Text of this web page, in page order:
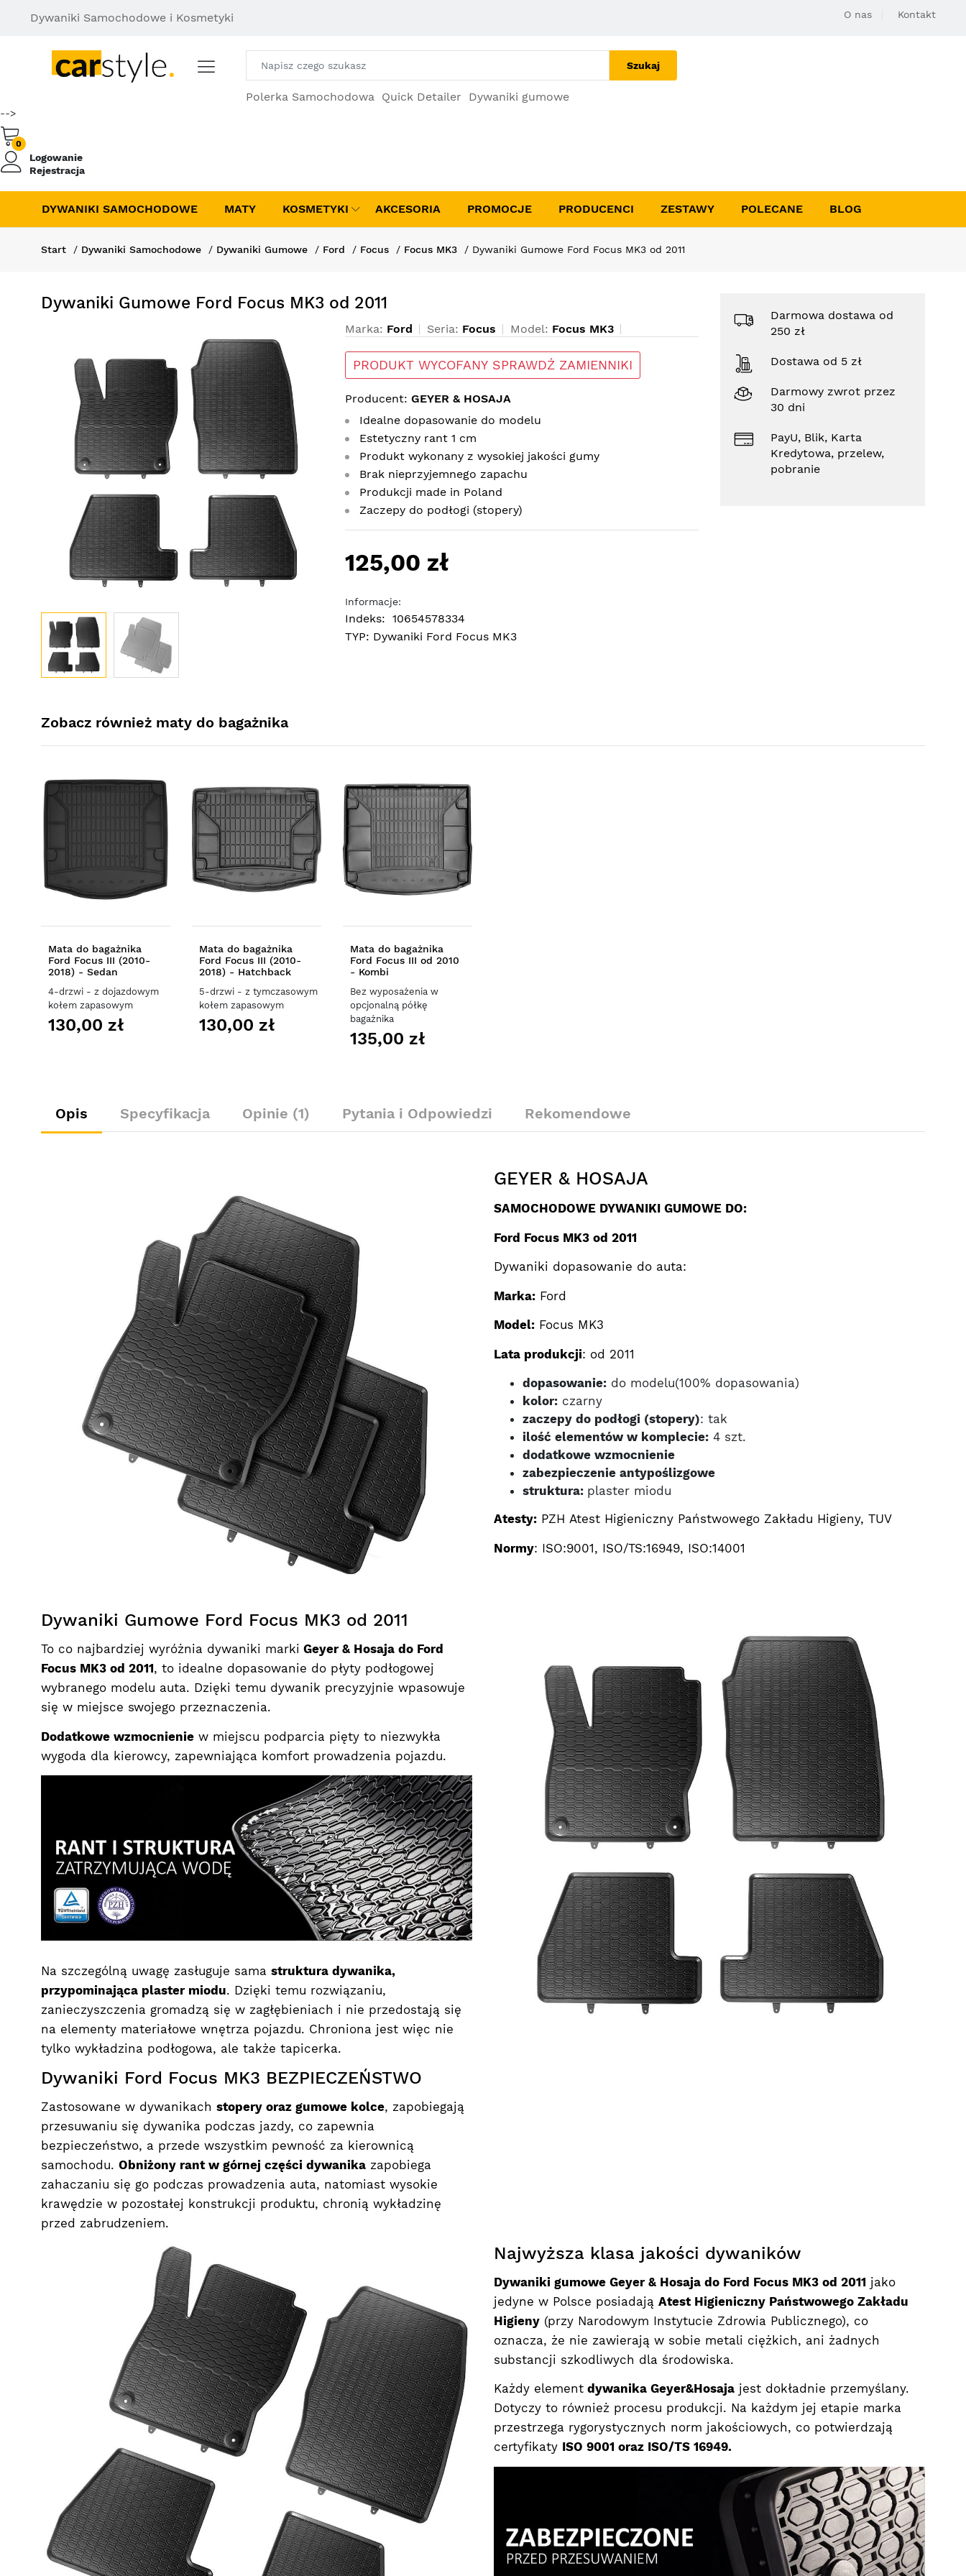
Dywaniki Samochodowe i Kosmetyki O nas Kontakt
Szukaj
Polerka Samochodowa Quick Detailer Dywaniki gumowe
-->
0
Logowanie
Rejestracja
DYWANIKI SAMOCHODOWE MATY KOSMETYKI AKCESORIA PROMOCJE PRODUCENCI ZESTAWY POLECANE BLOG
Start Dywaniki Samochodowe Dywaniki Gumowe Ford Focus Focus MK3 Dywaniki Gumowe Ford Focus MK3 od 2011
Dywaniki Gumowe Ford Focus MK3 od 2011
Marka: Ford Seria: Focus Model: Focus MK3
PRODUKT WYCOFANY SPRAWDŹ ZAMIENNIKI
Producent: GEYER & HOSAJA
Idealne dopasowanie do modelu
Estetyczny rant 1 cm
Produkt wykonany z wysokiej jakości gumy
Brak nieprzyjemnego zapachu
Produkcji made in Poland
Zaczepy do podłogi (stopery)
125,00 zł
Informacje:
Indeks: 10654578334
TYP: Dywaniki Ford Focus MK3
Darmowa dostawa od
250 zł
Dostawa od 5 zł
Darmowy zwrot przez
30 dni
PayU, Blik, Karta
Kredytowa, przelew,
pobranie
Zobacz również maty do bagażnika
Mata do bagażnika
Ford Focus III (2010-
2018) - Sedan
4-drzwi - z dojazdowym
kołem zapasowym
130,00 zł
Mata do bagażnika
Ford Focus III (2010-
2018) - Hatchback
5-drzwi - z tymczasowym
kołem zapasowym
130,00 zł
Mata do bagażnika
Ford Focus III od 2010
- Kombi
Bez wyposażenia w
opcjonalną półkę
bagażnika
135,00 zł
Opis Specyfikacja Opinie (1) Pytania i Odpowiedzi Rekomendowe
GEYER & HOSAJA
SAMOCHODOWE DYWANIKI GUMOWE DO:
Ford Focus MK3 od 2011
Dywaniki dopasowanie do auta:
Marka: Ford
Model: Focus MK3
Lata produkcji: od 2011
dopasowanie: do modelu(100% dopasowania)
kolor: czarny
zaczepy do podłogi (stopery): tak
ilość elementów w komplecie: 4 szt.
dodatkowe wzmocnienie
zabezpieczenie antypoślizgowe
struktura: plaster miodu
Atesty: PZH Atest Higieniczny Państwowego Zakładu Higieny, TUV
Normy: ISO:9001, ISO/TS:16949, ISO:14001
Dywaniki Gumowe Ford Focus MK3 od 2011
To co najbardziej wyróżnia dywaniki marki Geyer & Hosaja do Ford
Focus MK3 od 2011, to idealne dopasowanie do płyty podłogowej
wybranego modelu auta. Dzięki temu dywanik precyzyjnie wpasowuje
się w miejsce swojego przeznaczenia.
Dodatkowe wzmocnienie w miejscu podparcia pięty to niezwykła
wygoda dla kierowcy, zapewniająca komfort prowadzenia pojazdu.
Na szczególną uwagę zasługuje sama struktura dywanika,
przypominająca plaster miodu. Dzięki temu rozwiązaniu,
zanieczyszczenia gromadzą się w zagłębieniach i nie przedostają się
na elementy materiałowe wnętrza pojazdu. Chroniona jest więc nie
tylko wykładzina podłogowa, ale także tapicerka.
Dywaniki Ford Focus MK3 BEZPIECZEŃSTWO
Zastosowane w dywanikach stopery oraz gumowe kolce, zapobiegają
przesuwaniu się dywanika podczas jazdy, co zapewnia
bezpieczeństwo, a przede wszystkim pewność za kierownicą
samochodu. Obniżony rant w górnej części dywanika zapobiega
zahaczaniu się go podczas prowadzenia auta, natomiast wysokie
krawędzie w pozostałej konstrukcji produktu, chronią wykładzinę
przed zabrudzeniem.
Najwyższa klasa jakości dywaników
Dywaniki gumowe Geyer & Hosaja do Ford Focus MK3 od 2011 jako
jedyne w Polsce posiadają Atest Higieniczny Państwowego Zakładu
Higieny (przy Narodowym Instytucie Zdrowia Publicznego), co
oznacza, że nie zawierają w sobie metali ciężkich, ani żadnych
substancji szkodliwych dla środowiska.
Każdy element dywanika Geyer&Hosaja jest dokładnie przemyślany.
Dotyczy to również procesu produkcji. Na każdym jej etapie marka
przestrzega rygorystycznych norm jakościowych, co potwierdzają
certyfikaty ISO 9001 oraz ISO/TS 16949.